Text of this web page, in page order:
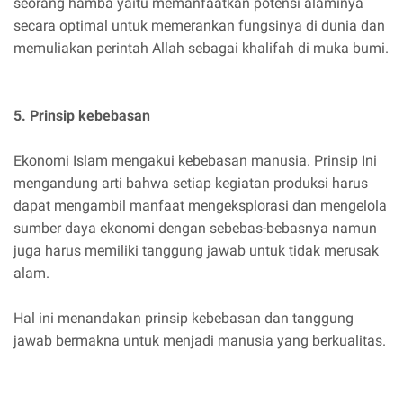
secara optimal untuk memerankan fungsinya di dunia dan
memuliakan perintah Allah sebagai khalifah di muka bumi.
5. Prinsip kebebasan
Ekonomi Islam mengakui kebebasan manusia. Prinsip Ini
mengandung arti bahwa setiap kegiatan produksi harus
dapat mengambil manfaat mengeksplorasi dan mengelola
sumber daya ekonomi dengan sebebas-bebasnya namun
juga harus memiliki tanggung jawab untuk tidak merusak
alam.
Hal ini menandakan prinsip kebebasan dan tanggung
jawab bermakna untuk menjadi manusia yang berkualitas.